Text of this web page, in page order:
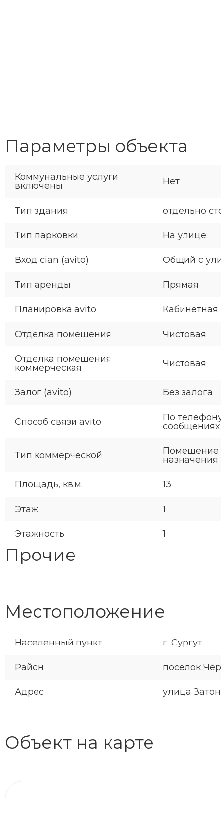
Параметры объекта
Коммунальные услуги
включены
Нет
Тип здания отдельно
Тип парковки На улице
Вход cian (avito) Общий с
Тип аренды Прямая
Планировка avito Кабинетная
Отделка помещения Чистовая
Отделка помещения
коммерческая
Чистовая
Залог (avito) Без залога
Способ связи avito
По
сообщениях
Тип коммерческой
Помещение
назначения
Площадь, кв.м. 13
Этаж 1
Этажность 1
Объект на карте
Местоположение
Населенный пункт г. Сургут
Район посёлок
Адрес улица
Прочие